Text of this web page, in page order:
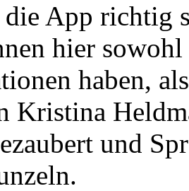
App richtig
hier
haben,
Kristina
und